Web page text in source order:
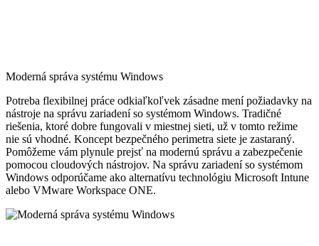
Moderná správa systému Windows
Potreba flexibilnej práce odkiaľkoľvek zásadne mení požiadavky na
nástroje na správu zariadení so systémom Windows. Tradičné
riešenia, ktoré dobre fungovali v miestnej sieti, už v tomto režime
nie sú vhodné. Koncept bezpečného perimetra siete je zastaraný.
Pomôžeme vám plynule prejsť na modernú správu a zabezpečenie
pomocou cloudových nástrojov. Na správu zariadení so systémom
Windows odporúčame ako alternatívu technológiu Microsoft Intune
alebo VMware Workspace ONE.